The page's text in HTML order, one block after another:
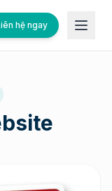
hệ ngay